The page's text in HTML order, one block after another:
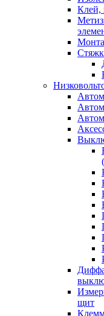
Клей,
щит